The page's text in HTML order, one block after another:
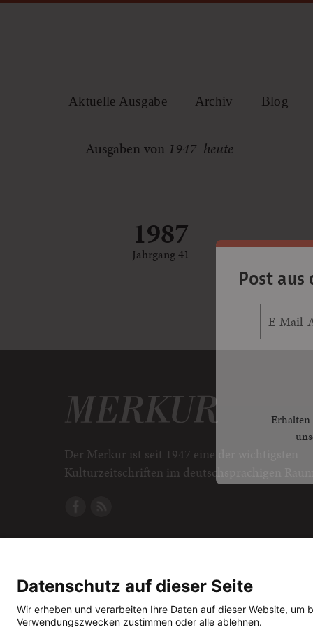
Aktuelle Ausgabe Archiv Blog
Ausgaben von 1947–heute
1987
Jahrgang 41
Der Merkur ist seit 1947 eine der wichtigsten
Kulturzeitschriften im deutschsprachigen Raum.
Datenschutz auf dieser Seite
Wir erheben und verarbeiten Ihre Daten auf dieser Website,
Verwendungszwecken zustimmen oder alle ablehnen.
Post